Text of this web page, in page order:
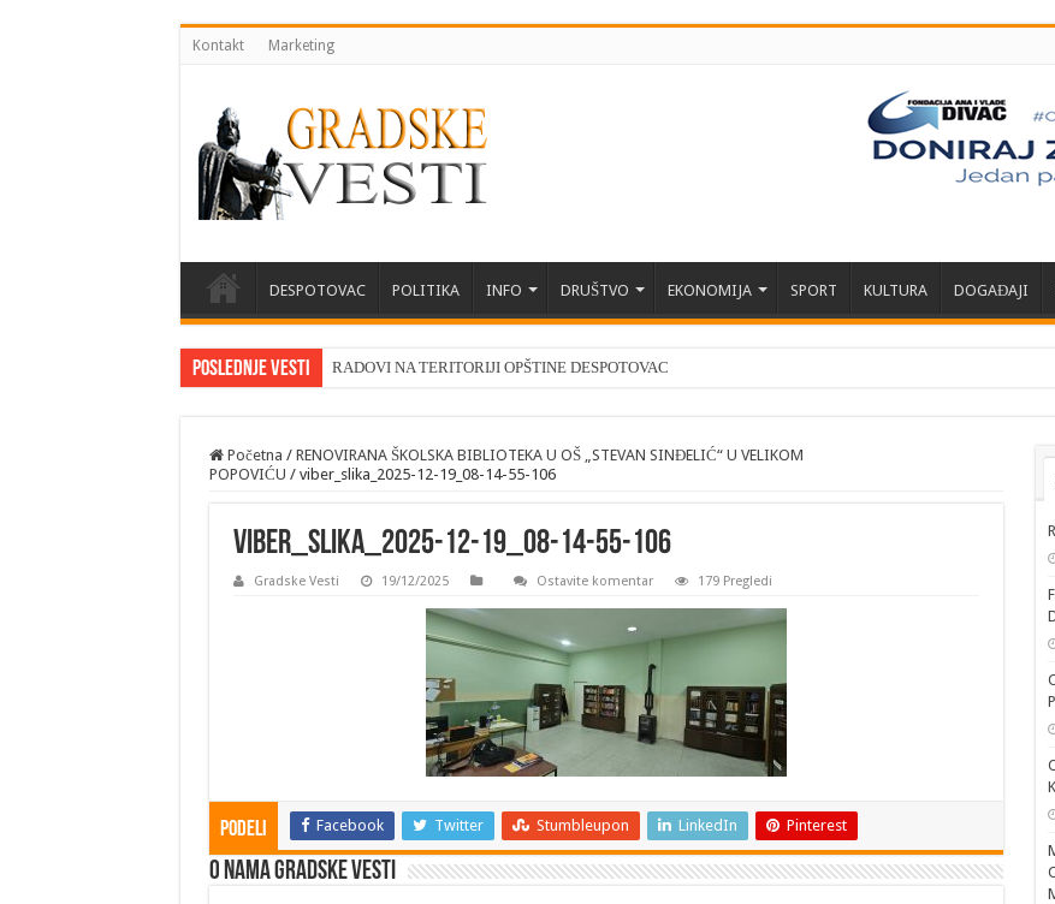
Kontakt Marketing
DESPOTOVAC POLITIKA INFO DRUŠTVO EKONOMIJA SPORT KULTURA DOGAĐAJI
Poslednje vesti RADOVI NA TERITORIJI OPŠTINE DESPOTOVAC
Početna / RENOVIRANA ŠKOLSKA BIBLIOTEKA U OŠ „STEVAN SINĐELIĆ“ U VELIKOM
POPOVIĆU / viber_slika_2025-12-19_08-14-55-106
viber_slika_2025-12-19_08-14-55-106
Gradske Vesti 19/12/2025 Ostavite komentar 179 Pregledi
Podeli Facebook Twitter Stumbleupon LinkedIn Pinterest
O nama Gradske Vesti